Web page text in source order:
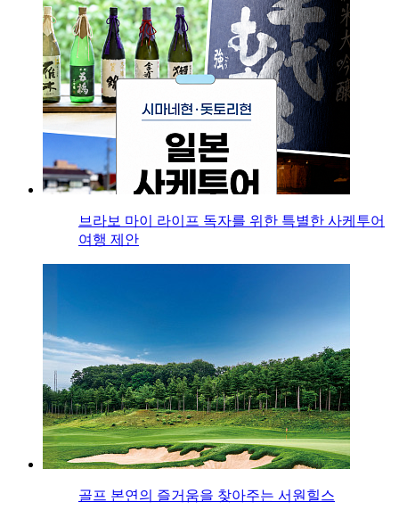
브라보 마이 라이프 독자를 위한 특별한 사케투어
여행 제안
골프 본연의 즐거움을 찾아주는 서원힐스